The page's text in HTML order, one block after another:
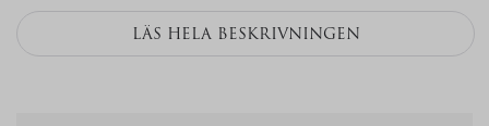
LÄS HELA BESKRIVNINGEN